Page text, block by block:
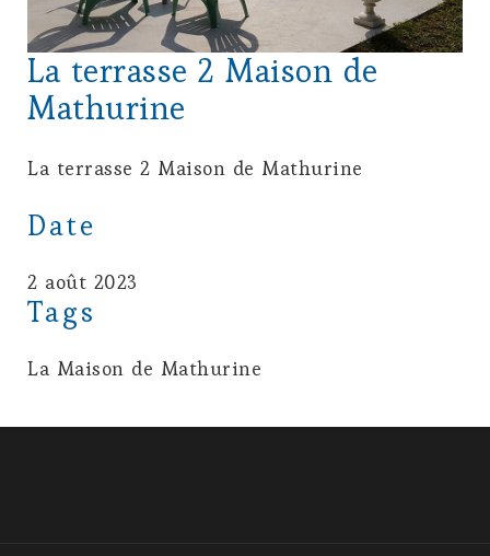
La terrasse 2 Maison de
Mathurine
La terrasse 2 Maison de Mathurine
Date
2 août 2023
Tags
La Maison de Mathurine